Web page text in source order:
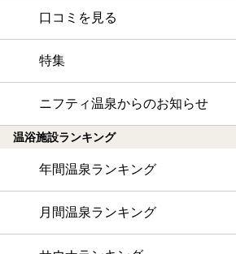
口コミを見る
特集
ニフティ温泉からのお知らせ
温浴施設ランキング
年間温泉ランキング
月間温泉ランキング